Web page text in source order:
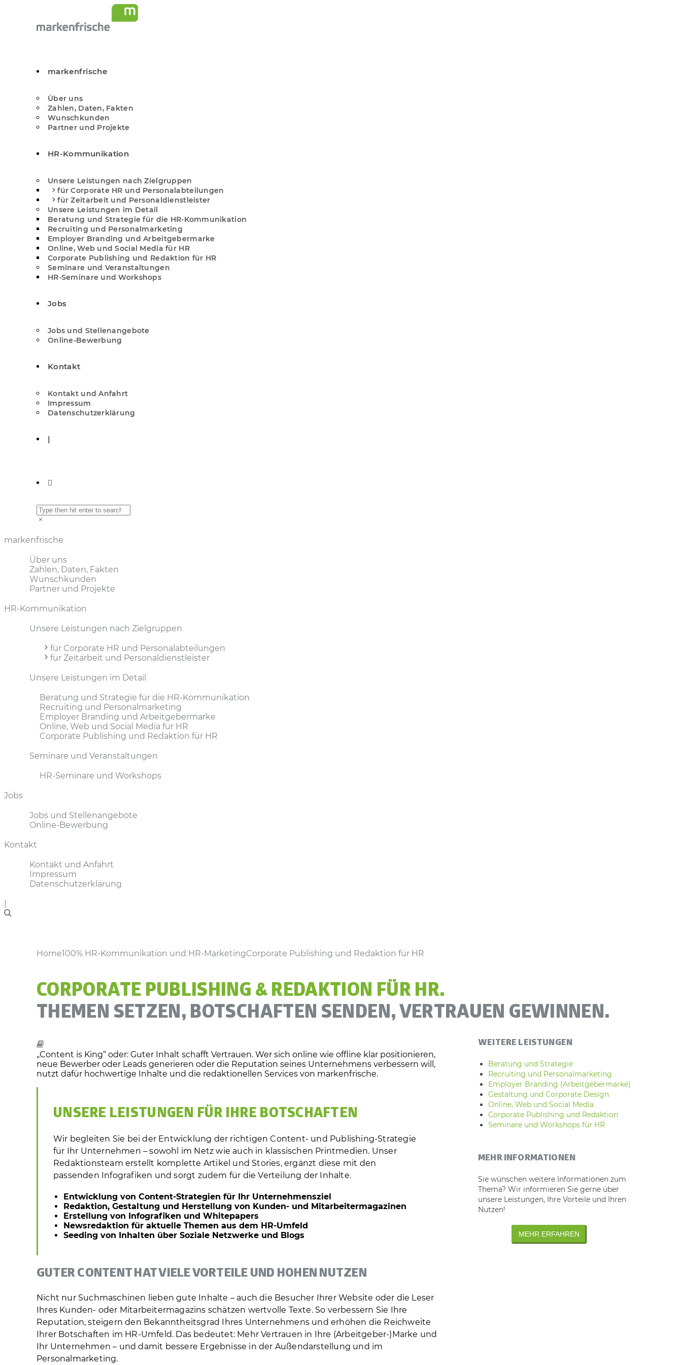
markenfrische
Über uns
Zahlen, Daten, Fakten
Wunschkunden
Partner und Projekte
HR-Kommunikation
Unsere Leistungen nach Zielgruppen
für Corporate HR und Personal­abteilungen
für Zeitarbeit und Personal­dienstleister
Unsere Leistungen im Detail
Beratung und Strategie für die HR-Kommunikation
Recruiting und Personalmarketing
Employer Branding und Arbeitgebermarke
Online, Web und Social Media für HR
Corporate Publishing und Redaktion für HR
Seminare und Veranstaltungen
HR-Seminare und Workshops
Jobs
Jobs und Stellenangebote
Online-Bewerbung
Kontakt
Kontakt und Anfahrt
Impressum
Datenschutzerklärung
|
markenfrische
Über uns
Zahlen, Daten, Fakten
Wunschkunden
Partner und Projekte
HR-Kommunikation
Unsere Leistungen nach Zielgruppen
für Corporate HR und Personal­abteilungen
für Zeitarbeit und Personal­dienstleister
Unsere Leistungen im Detail
Beratung und Strategie für die HR-Kommunikation
Recruiting und Personalmarketing
Employer Branding und Arbeitgebermarke
Online, Web und Social Media für HR
Corporate Publishing und Redaktion für HR
Seminare und Veranstaltungen
HR-Seminare und Workshops
Jobs
Jobs und Stellenangebote
Online-Bewerbung
Kontakt
Kontakt und Anfahrt
Impressum
Datenschutzerklärung
Home100% HR-Kommunikation und HR-MarketingCorporate Publishing und Redaktion für HR
CORPORATE PUBLISHING & REDAKTION FÜR HR.
THEMEN SETZEN, BOTSCHAFTEN SENDEN, VERTRAUEN GEWINNEN.
„Content is King“ oder: Guter Inhalt schafft Vertrauen. Wer sich online wie offline klar positionieren,
neue Bewerber oder Leads generieren oder die Reputation seines Unternehmens verbessern will,
nutzt dafür hochwertige Inhalte und die redaktionellen Services von markenfrische.
UNSERE LEISTUNGEN FÜR IHRE BOTSCHAFTEN
Wir begleiten Sie bei der Entwicklung der richtigen Content- und Publishing-Strategie
für Ihr Unternehmen – sowohl im Netz wie auch in klassischen Printmedien. Unser
Redaktionsteam erstellt komplette Artikel und Stories, ergänzt diese mit den
passenden Infografiken und sorgt zudem für die Verteilung der Inhalte.
Entwicklung von Content-Strategien für Ihr Unternehmensziel
Redaktion, Gestaltung und Herstellung von Kunden- und Mitarbeitermagazinen
Erstellung von Infografiken und Whitepapers
Newsredaktion für aktuelle Themen aus dem HR-Umfeld
Seeding von Inhalten über Soziale Netzwerke und Blogs
GUTER CONTENT HAT VIELE VORTEILE UND HOHEN NUTZEN
Nicht nur Suchmaschinen lieben gute Inhalte – auch die Besucher Ihrer Website oder die Leser
Ihres Kunden- oder Mitarbeitermagazins schätzen wertvolle Texte. So verbessern Sie Ihre
Reputation, steigern den Bekanntheitsgrad Ihres Unternehmens und erhöhen die Reichweite
Ihrer Botschaften im HR-Umfeld. Das bedeutet: Mehr Vertrauen in Ihre (Arbeitgeber-)Marke und
Ihr Unternehmen – und damit bessere Ergebnisse in der Außendarstellung und im
Personalmarketing.
WEITERE LEISTUNGEN
Beratung und Strategie
Recruiting und Personalmarketing
Employer Branding (Arbeitgebermarke)
Gestaltung und Corporate Design
Online, Web und Social Media
Corporate Publishing und Redaktion
Seminare und Workshops für HR
MEHR INFORMATIONEN
Sie wünschen weitere Informationen zum
Thema? Wir informieren Sie gerne über
unsere Leistungen, Ihre Vorteile und Ihren
Nutzen!
MEHR ERFAHREN